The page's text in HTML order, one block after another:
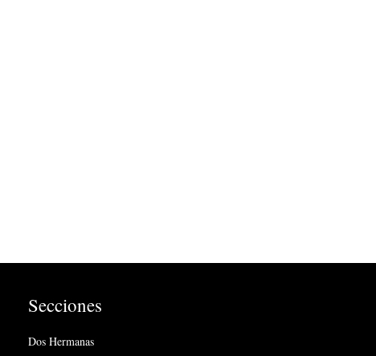
Secciones
Dos Hermanas